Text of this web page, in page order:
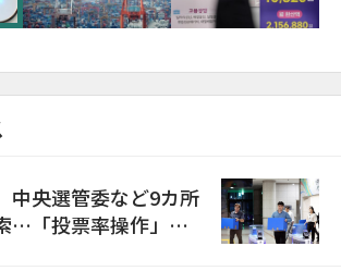
中央選管委など9カ所
…「投票率操作」の